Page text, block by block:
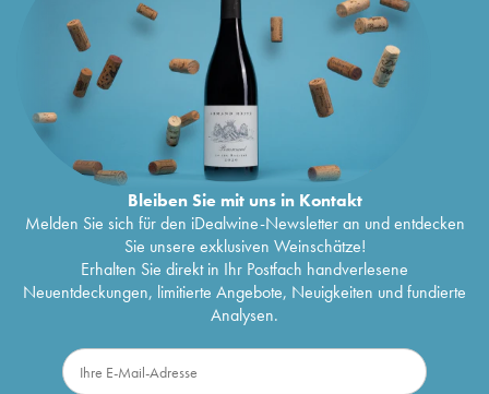
Bleiben Sie mit uns in Kontakt
Melden Sie sich für den iDealwine-Newsletter an und entdecken
Sie unsere exklusiven Weinschätze!
Erhalten Sie direkt in Ihr Postfach handverlesene
Neuentdeckungen, limitierte Angebote, Neuigkeiten und fundierte
Analysen.